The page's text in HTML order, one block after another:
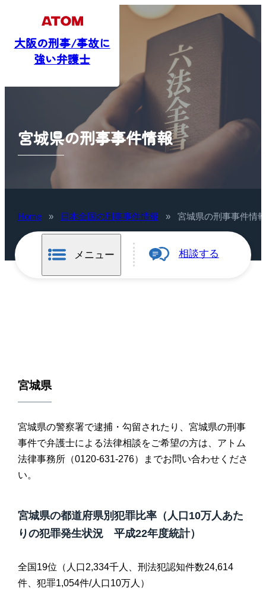
大阪の刑事/事故に
宮城県の刑事事件情報
Home » 日本全国の刑事事件情報 » 宮城県の刑事事件情報
メニュー 相談する
宮城県
宮城県の警察署で逮捕・勾留されたり、宮城県の刑事
事件で弁護士による法律相談をご希望の方は、アトム
法律事務所（0120-631-276）までお問い合わせくださ
い。
宮城県の都道府県別犯罪比率（人口10万人あた
りの犯罪発生状況 平成22年度統計）
全国19位（人口2,334千人、刑法犯認知件数24,614
件、犯罪1,054件/人口10万人）